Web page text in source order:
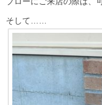
そして……